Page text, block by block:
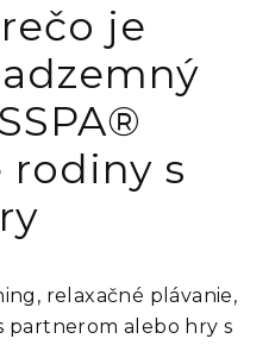
je
rodiny s
relaxačné plávanie,
partnerom alebo hry s